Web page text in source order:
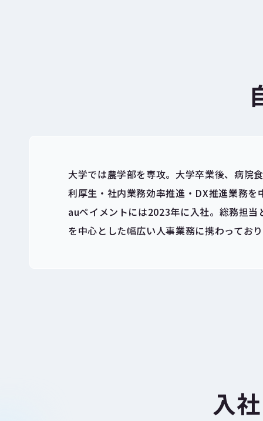
大学では農学部を専攻。大学卒業後、病院
利厚生・社内業務効率推進・DX推進業務を
auペイメントには2023年に入社。総務担
を中心とした幅広い人事業務に携わってお
入